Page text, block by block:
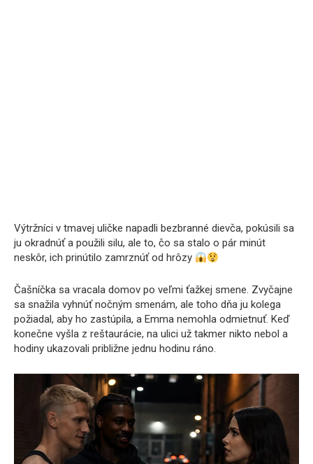
Výtržníci v tmavej uličke napadli bezbranné dievča, pokúsili sa
ju okradnúť a použili silu, ale to, čo sa stalo o pár minút
neskôr, ich prinútilo zamrznúť od hrôzy
Čašníčka sa vracala domov po veľmi ťažkej smene. Zvyčajne
sa snažila vyhnúť nočným smenám, ale toho dňa ju kolega
požiadal, aby ho zastúpila, a Emma nemohla odmietnuť. Keď
konečne vyšla z reštaurácie, na ulici už takmer nikto nebol a
hodiny ukazovali približne jednu hodinu ráno.